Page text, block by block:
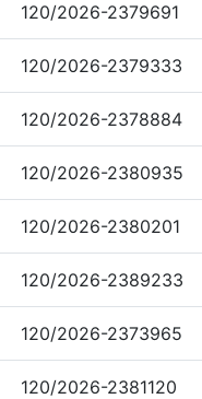
120/2026-2379691
120/2026-2379333
120/2026-2378884
120/2026-2380935
120/2026-2380201
120/2026-2389233
120/2026-2373965
120/2026-2381120